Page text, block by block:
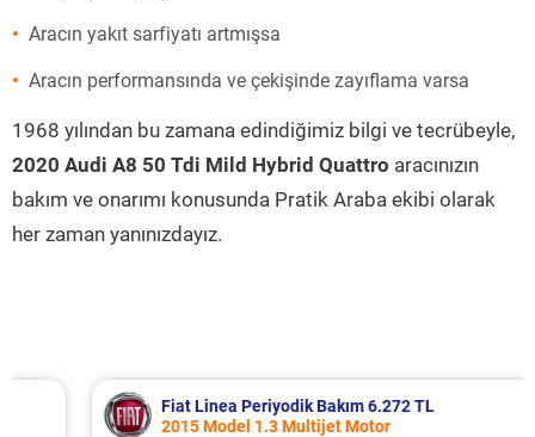
Aracın yakıt sarfiyatı artmışsa
Aracın performansında ve çekişinde zayıflama varsa
1968 yılından bu zamana edindiğimiz bilgi ve tecrübeyle,
2020 Audi A8 50 Tdi Mild Hybrid Quattro aracınızın
bakım ve onarımı konusunda Pratik Araba ekibi olarak
her zaman yanınızdayız.
Fiat Linea Periyodik Bakım 6.272 TL
2015 Model 1.3 Multijet Motor